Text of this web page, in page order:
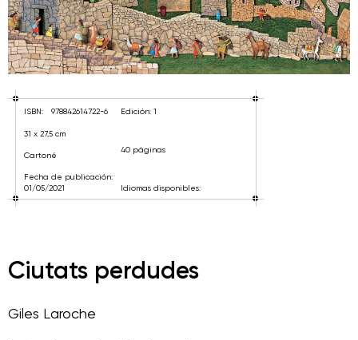
ISBN: 978842614722-6
31 x 27,5 cm
Cartoné
Fecha de publicación:
01/05/2021
Edición: 1
40 páginas
Idiomas disponibles:
Ciutats perdudes
Giles Laroche